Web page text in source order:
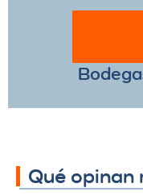
Qué opinan